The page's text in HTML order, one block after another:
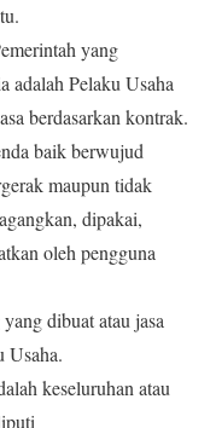
yang
adalah Pelaku Usaha
berdasarkan kontrak.
baik berwujud
maupun tidak
dipakai,
oleh pengguna
dibuat atau jasa
Usaha.
keseluruhan atau